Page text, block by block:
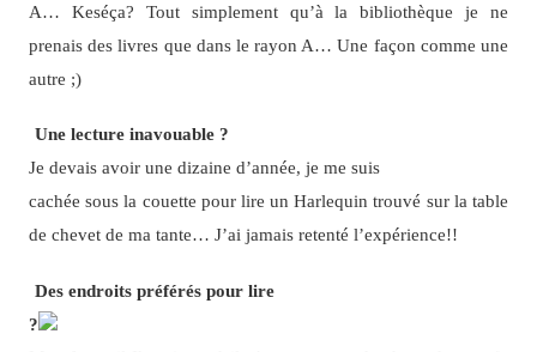
A… Keséça? Tout simplement qu’à la bibliothèque je ne
prenais des livres que dans le rayon A… Une façon comme une
autre ;)
Une lecture inavouable ?
Je devais avoir une dizaine d’année, je me suis
cachée sous la couette pour lire un Harlequin trouvé sur la table
de chevet de ma tante… J’ai jamais retenté l’expérience!!
Des endroits préférés pour lire
?